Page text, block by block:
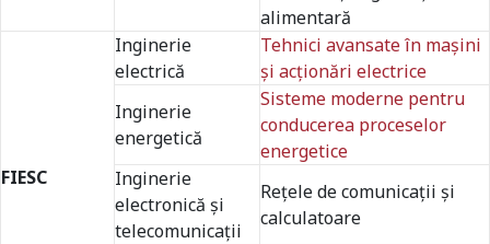
alimentară
FIESC
Inginerie
electrică
Tehnici avansate în maşini
şi acţionări electrice
Inginerie
energetică
Sisteme moderne pentru
conducerea proceselor
energetice
Inginerie
electronică şi
telecomunicaţii
Reţele de comunicaţii şi
calculatoare